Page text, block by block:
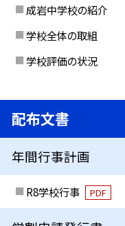
成岩中学校の紹介
学校全体の取組
学校評価の状況
配布文書
年間行事計画
R8学校行事 PDF